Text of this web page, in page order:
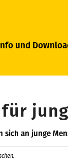
und
an junge